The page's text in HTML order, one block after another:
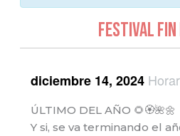
Festival Fin
diciembre 14, 2024
ÚLTIMO DEL AÑO 🌻🏵️🌺🌼
Y si, se va terminando el